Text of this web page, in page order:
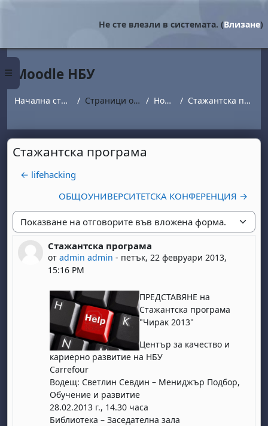
Страничен панел
Не сте влезли в системата. (Влизане)
Moodle НБУ
Начална страница Страници от сайта Новини Стажантска програма
Стажантска програма
← lifehacking
ОБЩОУНИВЕРСИТЕТСКА КОНФЕРЕНЦИЯ →
Начин на показване
Стажантска програма
от admin admin - петък, 22 февруари 2013,
15:16 PM
Number of replies: 0
ПРЕДСТАВЯНЕ на
Стажантска програма
"Чирак 2013"
Център за качество и
кариерно развитие на НБУ
Carrefour
Водещ: Светлин Севдин – Мениджър Подбор,
Обучение и развитие
28.02.2013 г., 14.30 часа
Библиотека – Заседателна зала